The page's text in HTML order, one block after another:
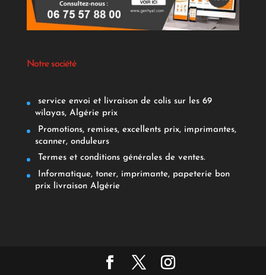
Notre société
service envoi et livraison de colis sur les 69
wilayas, Algérie prix
Promotions, remises, excellents prix, imprimantes,
scanner, onduleurs
Termes et conditions générales de ventes.
Informatique, toner, imprimante, papeterie bon
prix livraison Algérie